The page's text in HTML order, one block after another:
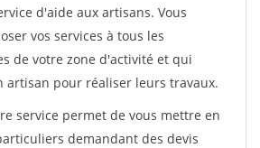
d'aide aux artisans. Vous
vos services à tous les
de votre zone d'activité et qui
artisan pour réaliser leurs travaux.
service permet de vous mettre en
demandant des devis